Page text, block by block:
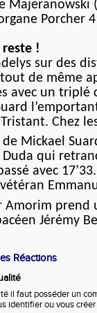
Majeranowski
Porcher
reste !
sur des
de même
avec un triplé
Chez
de Mickael
qui
avec
Amorim prend
Jérémy
Réactions
il faut posséder un
identifier ou vous